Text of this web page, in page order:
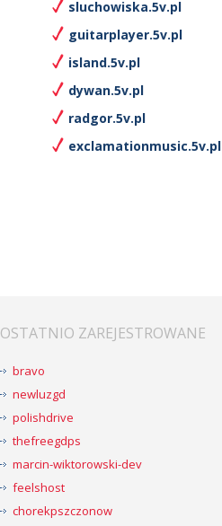
sluchowiska.5v.pl
guitarplayer.5v.pl
island.5v.pl
dywan.5v.pl
radgor.5v.pl
exclamationmusic.5v.pl
OSTATNIO ZAREJESTROWANE
bravo
newluzgd
polishdrive
thefreegdps
marcin-wiktorowski-dev
feelshost
chorekpszczonow